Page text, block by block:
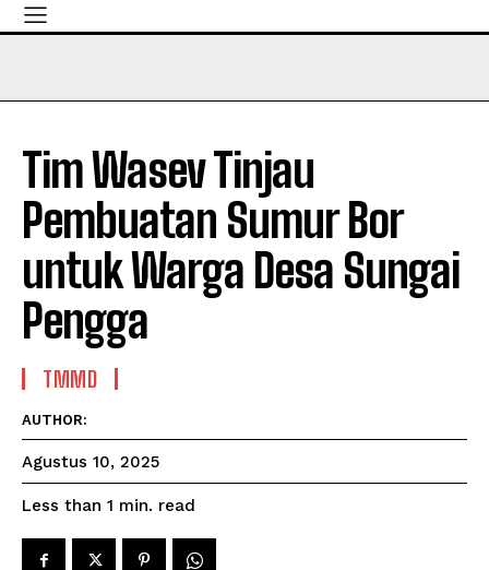
Tim Wasev Tinjau
Pembuatan Sumur Bor
untuk Warga Desa Sungai
Pengga
TMMD
AUTHOR:
Agustus 10, 2025
Less than 1 min. read